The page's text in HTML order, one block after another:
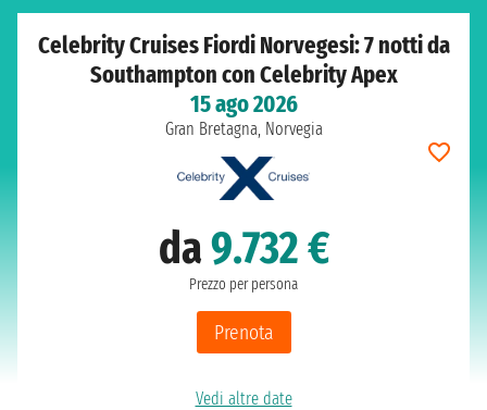
Celebrity Cruises Fiordi Norvegesi: 7 notti da
Southampton con Celebrity Apex
15 ago 2026
Gran Bretagna, Norvegia
da9.732 €
Prezzo per persona
Prenota
Vedi altre date